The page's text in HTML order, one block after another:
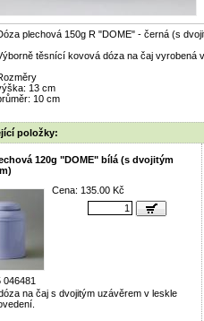
plechová 150g R "DOME" - černá (s
těsnící kovová dóza na čaj vyrobená
13 cm
10 cm
položky:
120g "DOME" bílá (s dvojitým
046481
Cena: 135.00 Kč
na čaj s dvojitým uzávěrem v leskle